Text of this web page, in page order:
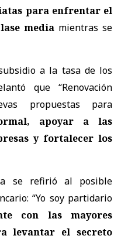
para enfrentar el
media mientras se
a la tasa de los
que “Renovación
propuestas para
apoyar a las
y fortalecer los
se refirió al posible
“Yo soy partidario
con las mayores
levantar el secreto